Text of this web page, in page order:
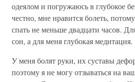
одеялом и погружаюсь в глубокое
честно, мне нравится болеть,
спать не меньше двадцати часов.
сон, а для меня глубокая медитация.
У меня болят руки, их суставы
поэтому я не могу отзываться на